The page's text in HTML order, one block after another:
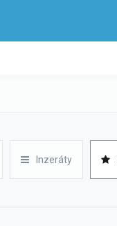
Inzeráty